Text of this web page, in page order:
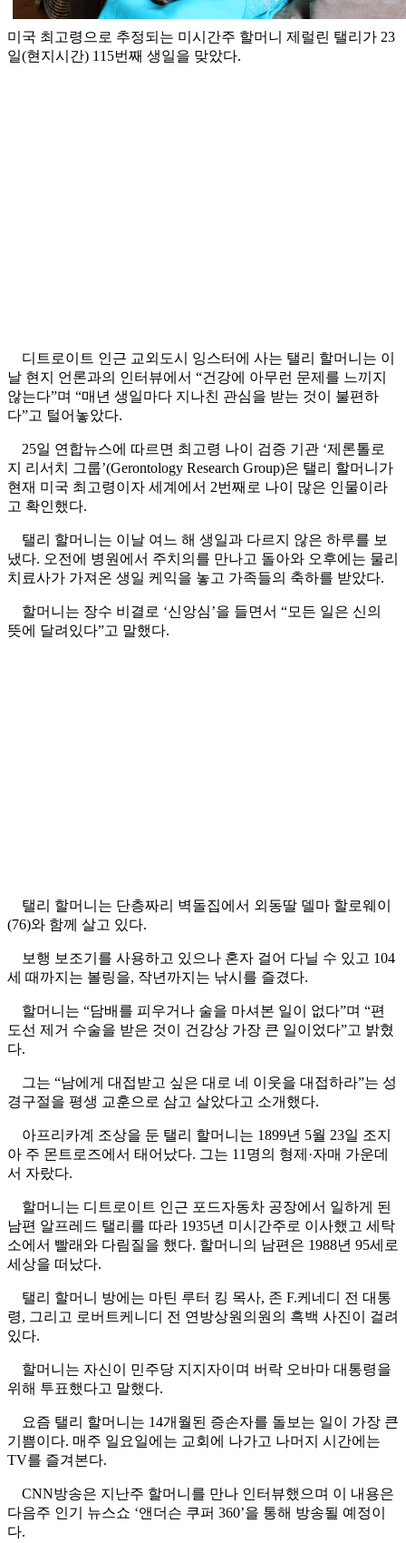
미국 최고령으로 추정되는 미시간주 할머니 제럴린 탤리가 23
일(현지시간) 115번째 생일을 맞았다.
디트로이트 인근 교외도시 잉스터에 사는 탤리 할머니는 이
날 현지 언론과의 인터뷰에서 “건강에 아무런 문제를 느끼지
않는다”며 “매년 생일마다 지나친 관심을 받는 것이 불편하
다”고 털어놓았다.
25일 연합뉴스에 따르면 최고령 나이 검증 기관 ‘제론톨로
지 리서치 그룹’(Gerontology Research Group)은 탤리 할머니가
현재 미국 최고령이자 세계에서 2번째로 나이 많은 인물이라
고 확인했다.
탤리 할머니는 이날 여느 해 생일과 다르지 않은 하루를 보
냈다. 오전에 병원에서 주치의를 만나고 돌아와 오후에는 물리
치료사가 가져온 생일 케익을 놓고 가족들의 축하를 받았다.
할머니는 장수 비결로 ‘신앙심’을 들면서 “모든 일은 신의
뜻에 달려있다”고 말했다.
탤리 할머니는 단층짜리 벽돌집에서 외동딸 델마 할로웨이
(76)와 함께 살고 있다.
보행 보조기를 사용하고 있으나 혼자 걸어 다닐 수 있고 104
세 때까지는 볼링을, 작년까지는 낚시를 즐겼다.
할머니는 “담배를 피우거나 술을 마셔본 일이 없다”며 “편
도선 제거 수술을 받은 것이 건강상 가장 큰 일이었다”고 밝혔
다.
그는 “남에게 대접받고 싶은 대로 네 이웃을 대접하라”는 성
경구절을 평생 교훈으로 삼고 살았다고 소개했다.
아프리카계 조상을 둔 탤리 할머니는 1899년 5월 23일 조지
아 주 몬트로즈에서 태어났다. 그는 11명의 형제·자매 가운데
서 자랐다.
할머니는 디트로이트 인근 포드자동차 공장에서 일하게 된
남편 알프레드 탤리를 따라 1935년 미시간주로 이사했고 세탁
소에서 빨래와 다림질을 했다. 할머니의 남편은 1988년 95세로
세상을 떠났다.
탤리 할머니 방에는 마틴 루터 킹 목사, 존 F.케네디 전 대통
령, 그리고 로버트케니디 전 연방상원의원의 흑백 사진이 걸려
있다.
할머니는 자신이 민주당 지지자이며 버락 오바마 대통령을
위해 투표했다고 말했다.
요즘 탤리 할머니는 14개월된 증손자를 돌보는 일이 가장 큰
기쁨이다. 매주 일요일에는 교회에 나가고 나머지 시간에는
TV를 즐겨본다.
CNN방송은 지난주 할머니를 만나 인터뷰했으며 이 내용은
다음주 인기 뉴스쇼 ‘앤더슨 쿠퍼 360’을 통해 방송될 예정이
다.